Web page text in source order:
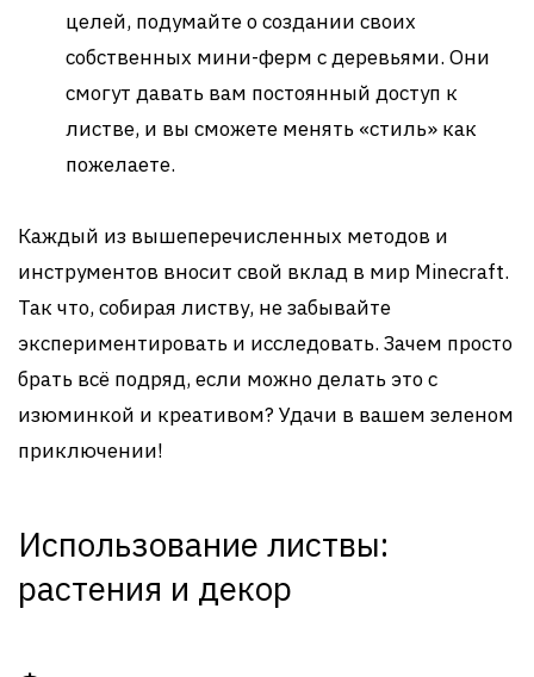
целей, подумайте о создании своих
собственных мини-ферм с деревьями. Они
смогут давать вам постоянный доступ к
листве, и вы сможете менять «стиль» как
пожелаете.
Каждый из вышеперечисленных методов и
инструментов вносит свой вклад в мир Minecraft.
Так что, собирая листву, не забывайте
экспериментировать и исследовать. Зачем просто
брать всё подряд, если можно делать это с
изюминкой и креативом? Удачи в вашем зеленом
приключении!
Использование листвы:
растения и декор